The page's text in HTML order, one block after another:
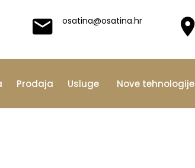
osatina@osatina.hr
Prodaja Usluge Nove tehnologije